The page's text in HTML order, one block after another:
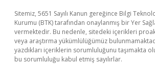
Sitemiz, 5651 Sayılı Kanun gereğince Bilgi
Kurumu (BTK) tarafından onaylanmış bir Yer
vermektedir. Bu nedenle, sitedeki içerikleri
veya araştırma yükümlülüğümüz
yazdıkları içeriklerin sorumluluğunu taşımakta
bu sorumluluğu kabul etmiş sayılırlar.